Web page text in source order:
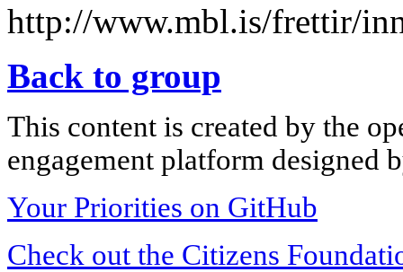
http://www.mbl.is/frettir/
Back to group
This content is created by the
engagement platform designed
Your Priorities on GitHub
Check out the Citizens